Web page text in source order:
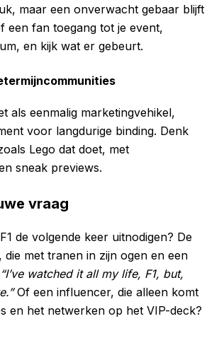
maar een onverwacht gebaar blijft
een fan toegang tot je event,
en kijk wat er gebeurt.
als eenmalig marketingvehikel,
voor langdurige binding. Denk
Lego dat doet, met
sneak previews.
vraag
de volgende keer uitnodigen? De
die met tranen in zijn ogen en een
“I’ve watched it all my life, F1, but,
Of een influencer, die alleen komt
en het netwerken op het VIP-deck?